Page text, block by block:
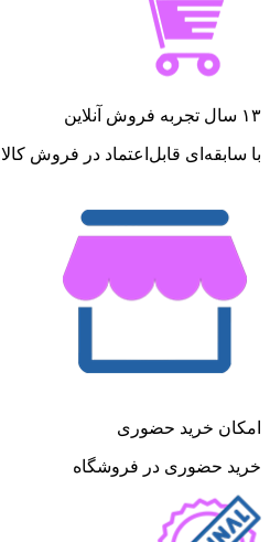
۱۳ سال تجربه فروش آنلاین
با سابقه‌ای قابل‌اعتماد در فروش کالا
امکان خرید حضوری
خرید حضوری در فروشگاه